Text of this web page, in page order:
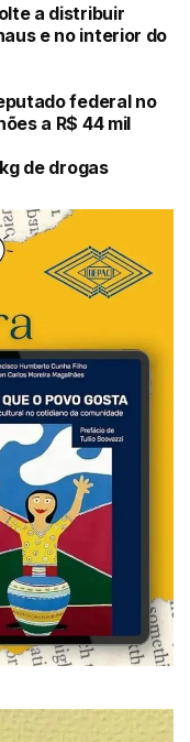
a distribuir
e no interior do
federal no
a R$ 44 mil
de drogas